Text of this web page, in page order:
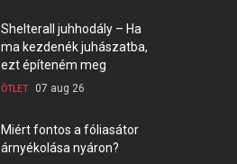
Shelterall juhhodály – Ha
ma kezdenék juhászatba,
ezt építeném meg
ÖTLET 07 aug 26
Miért fontos a fóliasátor
árnyékolása nyáron?